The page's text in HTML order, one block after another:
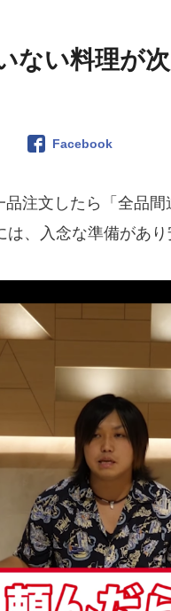
ない料理が
Facebook
注文したら「全品
、入念な準備があり